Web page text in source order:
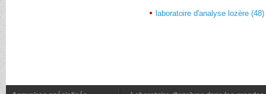
laboratoire d'analyse lozère (48)